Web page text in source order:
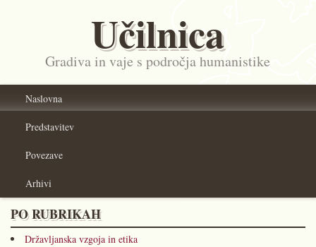
Učilnica
Gradiva in vaje s področja humanistike
Naslovna
Predstavitev
Povezave
Arhivi
PO RUBRIKAH
Državljanska vzgoja in etika